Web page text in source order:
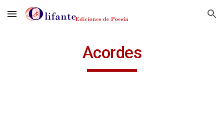
Skip to main content Skip to navigation
Acordes